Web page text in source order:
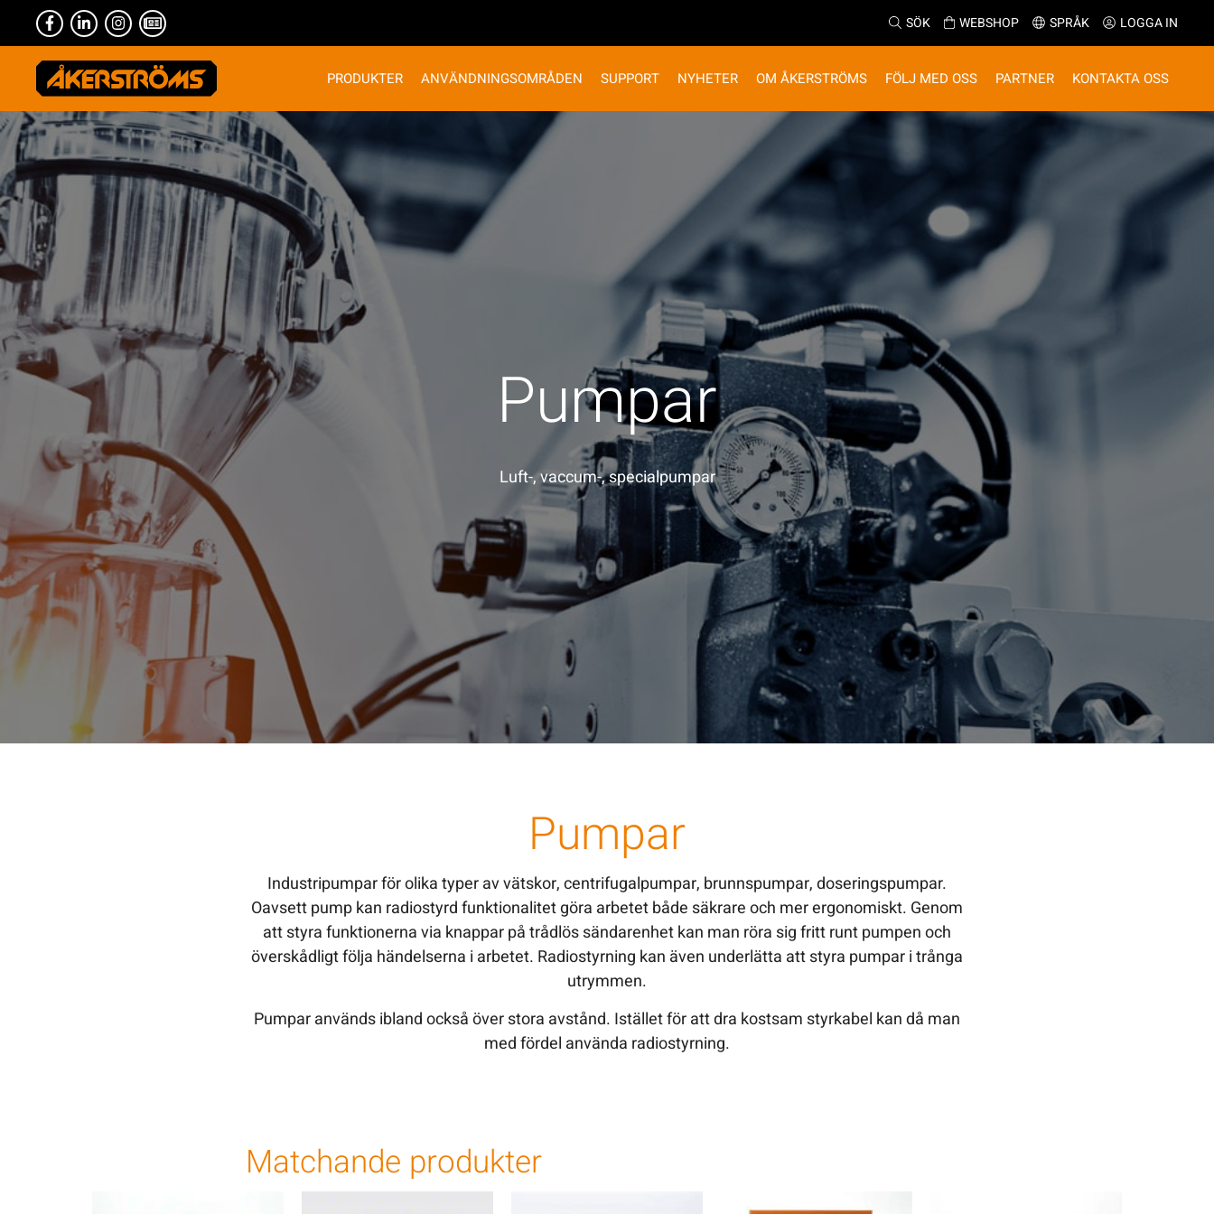
SÖK WEBSHOP SPRÅK LOGGA IN
PRODUKTER ANVÄNDNINGSOMRÅDEN SUPPORT NYHETER OM ÅKERSTRÖMS FÖLJ MED OSS PARTNER KONTAKTA OSS
Pumpar
Luft-, vaccum-, specialpumpar
Pumpar
Industripumpar för olika typer av vätskor, centrifugalpumpar, brunnspumpar, doseringspumpar.
Oavsett pump kan radiostyrd funktionalitet göra arbetet både säkrare och mer ergonomiskt. Genom
att styra funktionerna via knappar på trådlös sändarenhet kan man röra sig fritt runt pumpen och
överskådligt följa händelserna i arbetet. Radiostyrning kan även underlätta att styra pumpar i trånga
utrymmen.
Pumpar används ibland också över stora avstånd. Istället för att dra kostsam styrkabel kan då man
med fördel använda radiostyrning.
Matchande produkter